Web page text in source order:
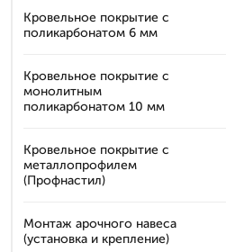
Кровельное покрытие с
поликарбонатом 6 мм
Кровельное покрытие с
монолитным
поликарбонатом 10 мм
Кровельное покрытие с
металлопрофилем
(Профнастил)
Монтаж арочного навеса
(установка и крепление)